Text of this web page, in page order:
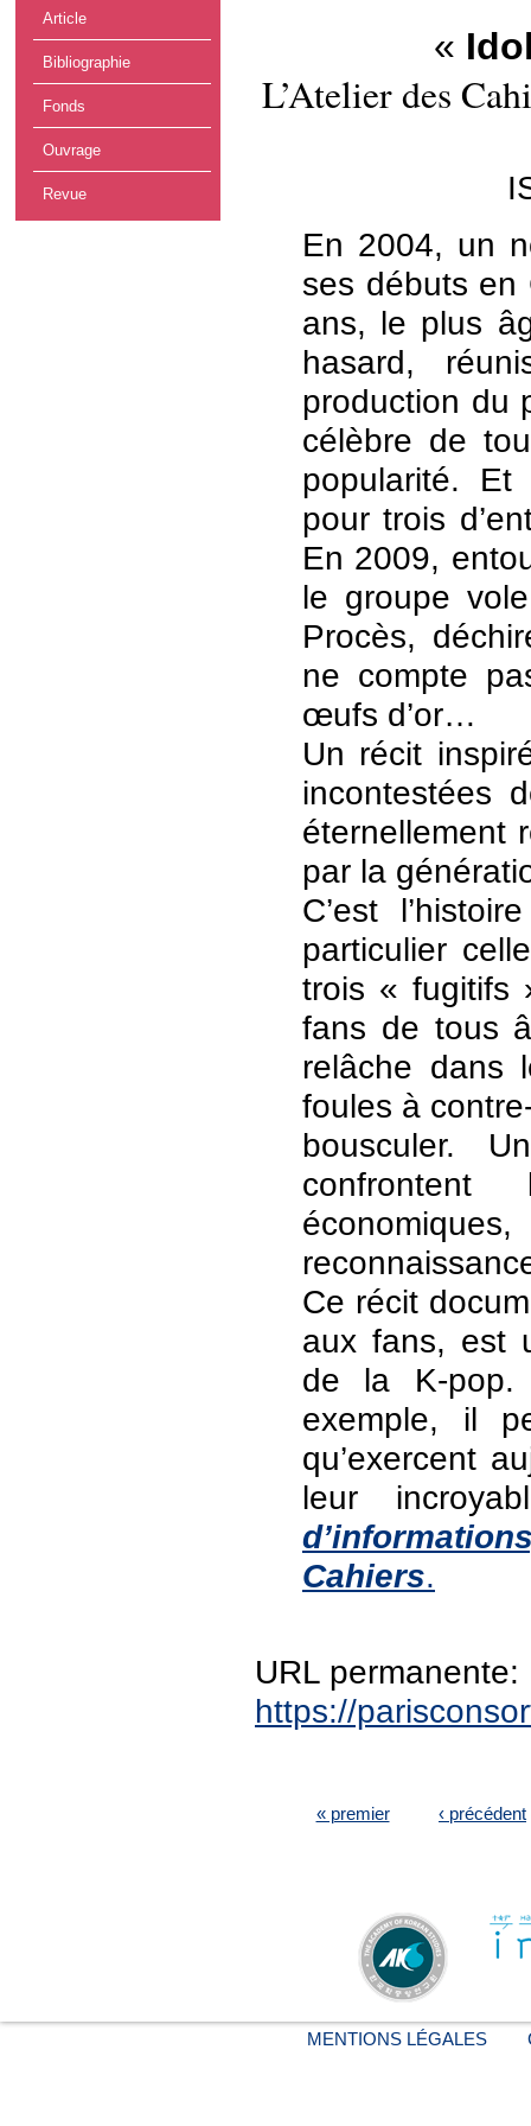
Article
Bibliographie
Fonds
Ouvrage
Revue
«
L’Atelier des
En 2004, un
ses débuts en
ans, le plus
hasard,
production du
célèbre de
popularité.
pour trois
En 2009,
le groupe
Procès,
ne compte
œufs d’or…
​Un récit
incontestées
éternellement
par la
C’est
particulier
trois « fugitifs
fans de tous
relâche dans
foules à
bousculer.
Ce récit
aux fans, est
de la K-pop.
exemple, il
qu’exercent
leur
Cahiers.
URL permanente:
https://
« premier ‹ précédent
MENTIONS LÉGALES